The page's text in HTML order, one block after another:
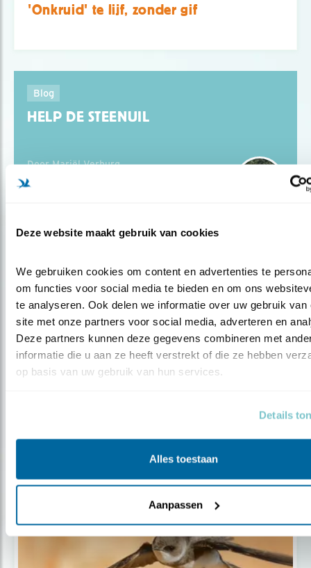
Deze website maakt gebruik van cookies
We gebruiken cookies om content en advertenties te
om functies voor social media te bieden en om ons
te analyseren. Ook delen we informatie over uw gebruik van
site met onze partners voor social media, adverteren en
Deze partners kunnen deze gegevens combineren met
informatie die u aan ze heeft verstrekt of die ze hebben
op basis van uw gebruik van hun services.
Details
Alles toestaan
Aanpassen
'Onkruid' te lijf, zonder gif
Blog
HELP DE STEENUIL
Door Mariël Verburg